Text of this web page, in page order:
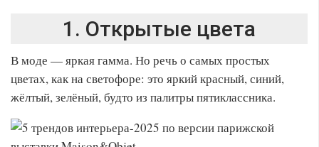
1. Открытые цвета
В моде — яркая гамма. Но речь о самых простых
цветах, как на светофоре: это яркий красный, синий,
жёлтый, зелёный, будто из палитры пятиклассника.